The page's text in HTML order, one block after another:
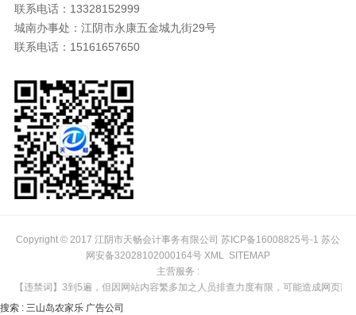
联系电话：13328152999
城南办事处：江阴市永康五金城九街29号
联系电话：15161657650
Copyright © 2017 江阴市天畅会计事务有限公司 苏ICP备16008825号-1 苏公
网安备32028102000164号 XML
SITEMAP
主营服务 :
5遍，但因网站内容繁多加之人员排查力度有限，可能造成网页部
搜索 : 三山岛农家乐 广告公司